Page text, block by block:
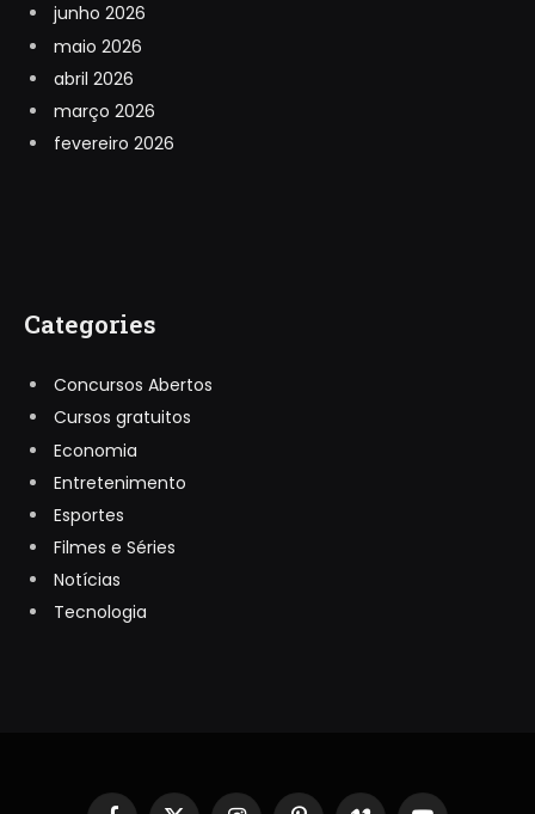
junho 2026
maio 2026
abril 2026
março 2026
fevereiro 2026
Categories
Concursos Abertos
Cursos gratuitos
Economia
Entretenimento
Esportes
Filmes e Séries
Notícias
Tecnologia